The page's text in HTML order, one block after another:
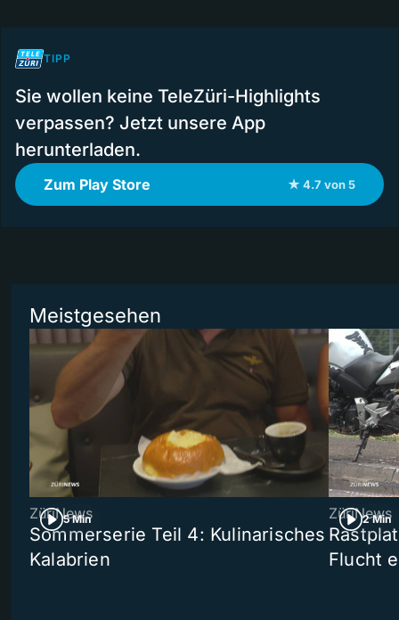
TIPP
Sie wollen keine TeleZüri-Highlights
verpassen? Jetzt unsere App
herunterladen.
Zum Play Store ★ 4.7 von 5
Meistgesehen
5 Min
ZüriNews
Sommerserie Teil 4: Kulinarisches
Kalabrien
2 Min
ZüriNews
Flucht